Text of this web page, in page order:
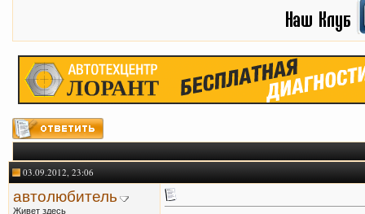
03.09.2012, 23:06
автолюбитель
Живет здесь